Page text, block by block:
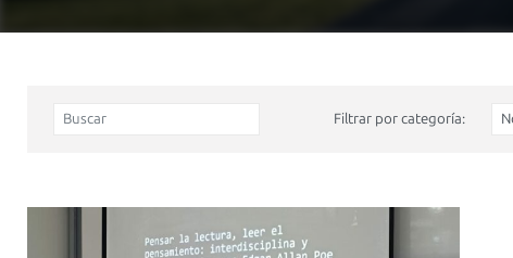
Filtrar por categoría: